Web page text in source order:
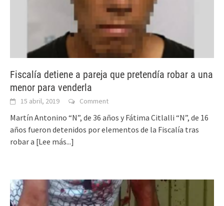
Fiscalía detiene a pareja que pretendía robar a una
menor para venderla
15 abril, 2019 Comment
Martín Antonino “N”, de 36 años y Fátima Citlalli “N”, de 16
años fueron detenidos por elementos de la Fiscalía tras
robar a [Lee más...]